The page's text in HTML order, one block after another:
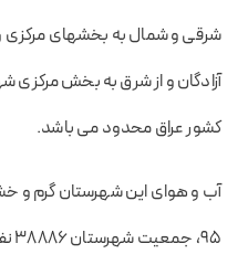
شرقی و شمال به بخشهای
آزادگان و از شرق به بخش مرکزی
کشور عراق محدود می باشد.
آب و هوای این شهرستان گرم
95، جمعیت شهرستان 38886 نفر گزارش شده‌ است.